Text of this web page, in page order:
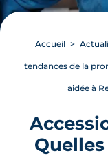
Accueil
tendances de la
aidée à